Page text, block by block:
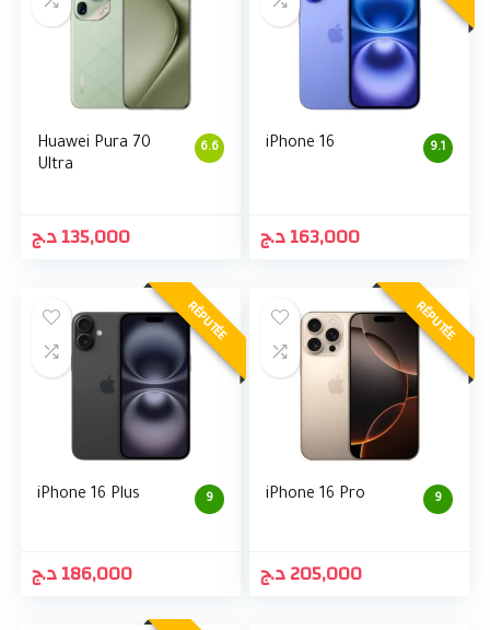
6.6
Huawei Pura 70
Ultra
135,000د.ج
9.1
iPhone 16
163,000د.ج
RÉPUTÉE
9
iPhone 16 Plus
186,000د.ج
RÉPUTÉE
9
iPhone 16 Pro
205,000د.ج